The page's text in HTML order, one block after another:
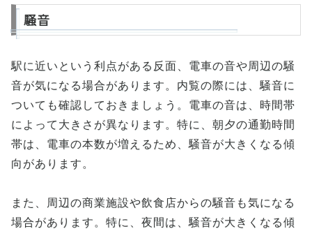
騒音
駅に近いという利点がある反面、電車の音や周辺の騒
音が気になる場合があります。内覧の際には、騒音に
ついても確認しておきましょう。電車の音は、時間帯
によって大きさが異なります。特に、朝夕の通勤時間
帯は、電車の本数が増えるため、騒音が大きくなる傾
向があります。
また、周辺の商業施設や飲食店からの騒音も気になる
場合があります。特に、夜間は、騒音が大きくなる傾